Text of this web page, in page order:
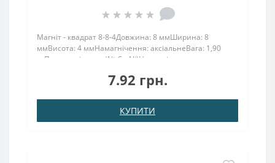
Магніт - квадрат 8-8-4Довжина: 8 ммШирина: 8
ммВисота: 4 ммНамагнічення: аксіальнеВага: 1,90
грПоверх. нікель .: (Ni-Cu-Ni)Намагнічення:
використання: до 80 ° CМагніт 8х8х4 має силу
7.92 грн.
КУПИТИ